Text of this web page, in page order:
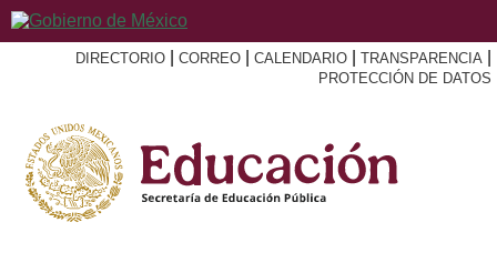
DIRECTORIO CORREO CALENDARIO TRANSPARENCIA
PROTECCIÓN DE DATOS